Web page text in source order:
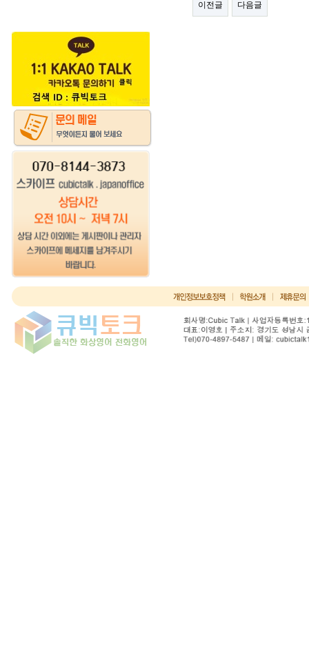
이전글 다음글